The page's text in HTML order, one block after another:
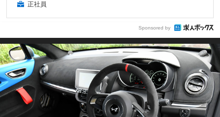
正社員
Sponsored by